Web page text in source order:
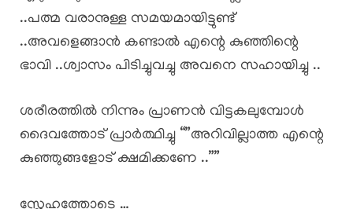
..പത്മ വരാനുള്ള സമയമായിട്ടുണ്ട്
..അവളെങ്ങാൻ കണ്ടാൽ എന്റെ കുഞ്ഞിന്റെ
ഭാവി ..ശ്വാസം പിടിച്ചുവച്ചു അവനെ സഹായിച്ചു ..
ശരീരത്തിൽ നിന്നും പ്രാണൻ വിട്ടകലുമ്പോൾ
ദൈവത്തോട് പ്രാർത്ഥിച്ചു “”അറിവില്ലാത്ത എന്റെ
കുഞ്ഞുങ്ങളോട് ക്ഷമിക്കണേ ..””
സ്നേഹത്തോടെ …